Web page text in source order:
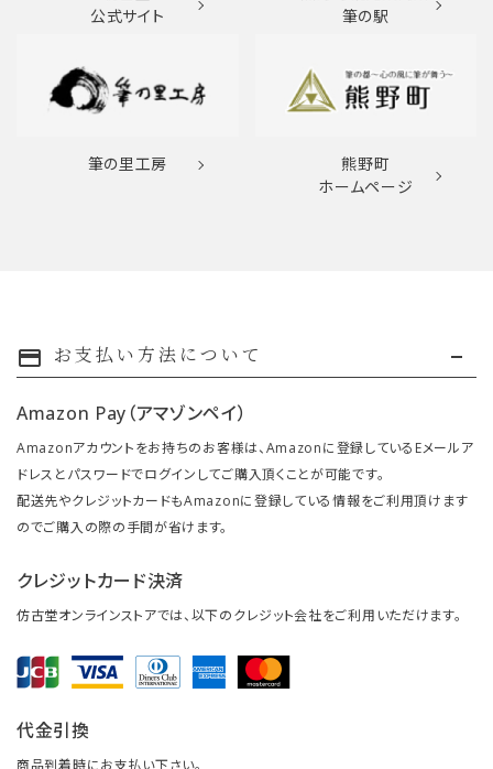
公式サイト
筆の駅
筆の里工房
熊野町
ホームページ
payment お支払い方法について
Amazon Pay（アマゾンペイ）
Amazonアカウントをお持ちのお客様は、Amazonに登録しているEメールア
ドレスとパスワードでログインしてご購入頂くことが可能です。
配送先やクレジットカードもAmazonに登録している情報をご利用頂けます
のでご購入の際の手間が省けます。
クレジットカード決済
仿古堂オンラインストアでは、以下のクレジット会社をご利用いただけます。
代金引換
商品到着時にお支払い下さい。